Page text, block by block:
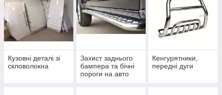
Кузовні деталі зі
скловолокна
Захист заднього
бампера та бічні
пороги на авто
Кенгурятники,
передні дуги